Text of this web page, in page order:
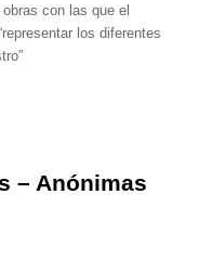
con las que el
los diferentes
– Anónimas